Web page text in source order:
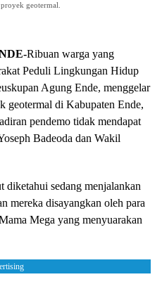
geotermal.
Ribuan warga yang
Peduli Lingkungan Hidup
Agung Ende, menggelar
geotermal di Kabupaten Ende,
pendemo tidak mendapat
Badeoda dan Wakil
diketahui sedang menjalankan
mereka disayangkan oleh para
Mega yang menyuarakan